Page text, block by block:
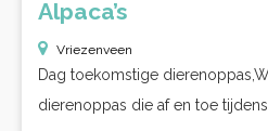
Alpaca’s
Vriezenveen
Dag toekomstige
dierenoppas die af en toe tijdens